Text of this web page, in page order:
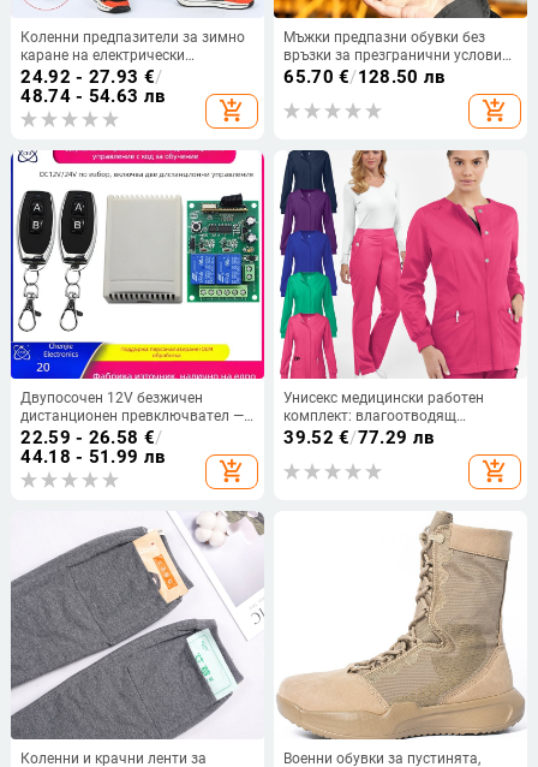
Коленни предпазители за зимно
каране на електрически
велосипеди и мотори с подплата
от флийс, ветроустойчиви и
водоустойчиви, удебелени
24.92 - 27.93 €/
48.74 - 54.63 лв
add_shopping_cart
Мъжки предпазни обувки без
връзки за презгранични условия,
лениво въртящи се предпазни
обувки с копчета, устойчиви на
износване обувки, леки
предпазни обувки с плетена
65.70 €/128.50 лв
add_shopping_cart
Двупосочен 12V безжичен
дистанционен превключвател —
комплект за управление на DC
мотор, електромагнитна клапа,
осветление и управление на
порти (напред/назад)
22.59 - 26.58 €/
44.18 - 51.99 лв
add_shopping_cart
Унисекс медицински работен
комплект: влагоотводящ
полиестер-еластан, V-образно
панталони, дължина 50–65 cm
39.52 €/77.29 лв
add_shopping_cart
Коленни и крачни ленти за
Военни обувки за пустинята,